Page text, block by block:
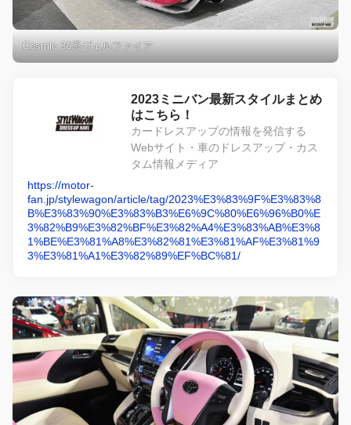
Cosmic 30系ヴェルファイア
2023ミニバン最新スタイルまとめ
はこちら！
カードレスアップの情報を発信する
Webサイト・車のドレスアップ・カス
タム情報メディア
https://motor-
fan.jp/stylewagon/article/tag/2023%E3%83%9F%E3%83%8
B%E3%83%90%E3%83%B3%E6%9C%80%E6%96%B0%E
3%82%B9%E3%82%BF%E3%82%A4%E3%83%AB%E3%8
1%BE%E3%81%A8%E3%82%81%E3%81%AF%E3%81%9
3%E3%81%A1%E3%82%89%EF%BC%81/